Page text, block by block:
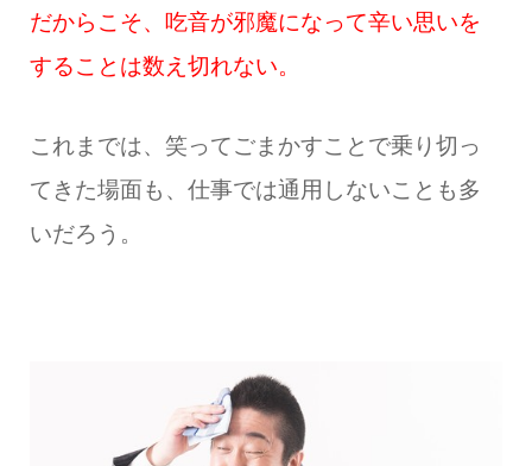
だからこそ、吃音が邪魔になって辛い思いを
することは数え切れない。
これまでは、笑ってごまかすことで乗り切っ
てきた場面も、仕事では通用しないことも多
いだろう。